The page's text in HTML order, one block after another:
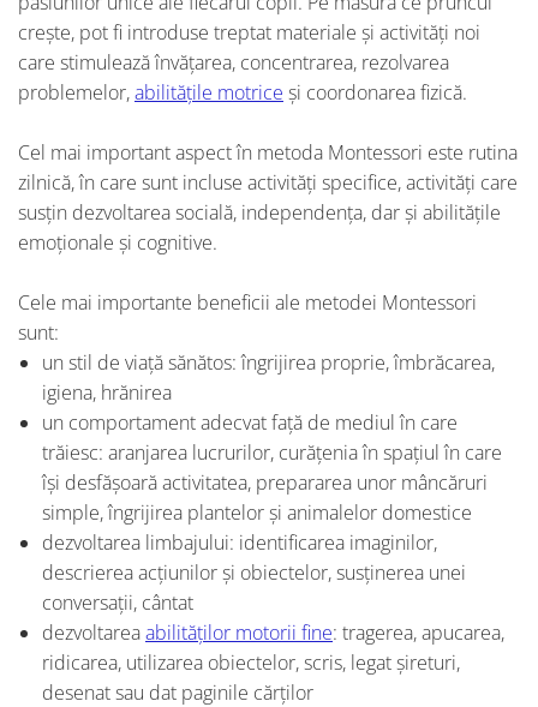
crește, pot fi introduse treptat materiale și activități noi
care stimulează învățarea, concentrarea, rezolvarea
problemelor,abilitățile motrice și coordonarea fizică.
Cel mai important aspect în metoda Montessori este rutina
zilnică, în care sunt incluse activități specifice, activități care
susțin dezvoltarea socială, independența, dar și abilitățile
emoționale și cognitive.
Cele mai importante beneficii ale metodei Montessori
sunt:
un stil de viață sănătos: îngrijirea proprie, îmbrăcarea,
igiena, hrănirea
un comportament adecvat față de mediul în care
trăiesc: aranjarea lucrurilor, curățenia în spațiul în care
își desfășoară activitatea, prepararea unor mâncăruri
simple, îngrijirea plantelor și animalelor domestice
dezvoltarea limbajului: identificarea imaginilor,
descrierea acțiunilor și obiectelor, susținerea unei
conversații, cântat
dezvoltareaabilităților motorii fine: tragerea, apucarea,
ridicarea, utilizarea obiectelor, scris, legat șireturi,
desenat sau dat paginile cărților